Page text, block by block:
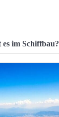
im Schiffbau?